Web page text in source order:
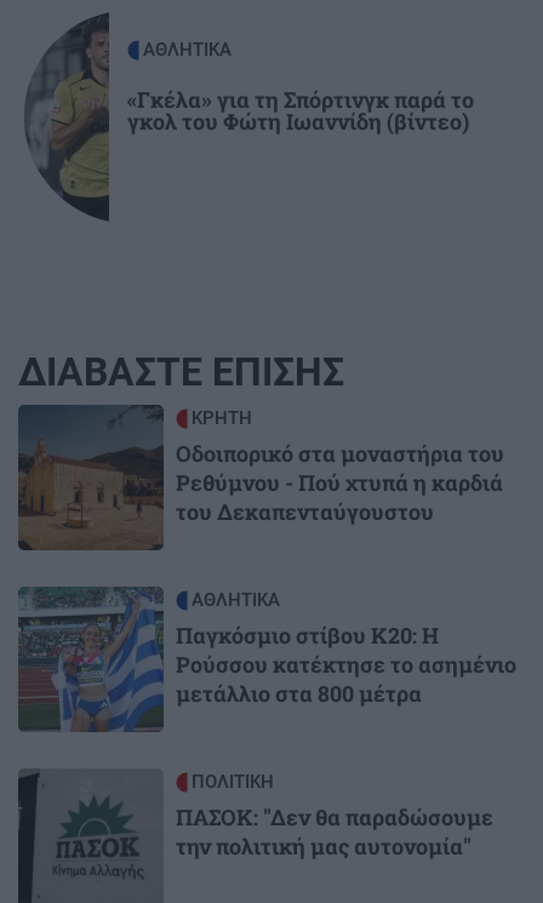
ΑΘΛΗΤΙΚΑ
«Γκέλα» για τη Σπόρτινγκ παρά το
γκολ του Φώτη Ιωαννίδη (βίντεο)
ΔΙΑΒΑΣΤΕ ΕΠΙΣΗΣ
ΚΡΗΤΗ
Οδοιπορικό στα μοναστήρια του
Ρεθύμνου - Πού χτυπά η καρδιά
του Δεκαπενταύγουστου
Image ΑΘΛΗΤΙΚΑ
Παγκόσμιο στίβου Κ20: Η
Ρούσσου κατέκτησε το ασημένιο
μετάλλιο στα 800 μέτρα
Image ΠΟΛΙΤΙΚΗ
ΠΑΣΟΚ: "Δεν θα παραδώσουμε
την πολιτική μας αυτονομία"